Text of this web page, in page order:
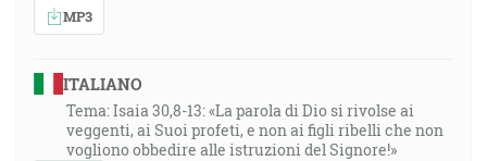
MP3
ITALIANO
Tema: Isaia 30,8-13: «La parola di Dio si rivolse ai
veggenti, ai Suoi profeti, e non ai figli ribelli che non
vogliono obbedire alle istruzioni del Signore!»